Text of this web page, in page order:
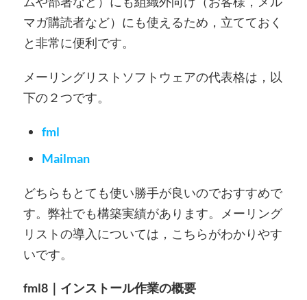
マガ購読者など）にも使えるため，立てておく
と非常に便利です。
メーリングリストソフトウェアの代表格は，以
下の２つです。
fml
Mailman
どちらもとても使い勝手が良いのでおすすめで
す。弊社でも構築実績があります。メーリング
リストの導入については，こちらがわかりやす
いです。
fml8｜インストール作業の概要